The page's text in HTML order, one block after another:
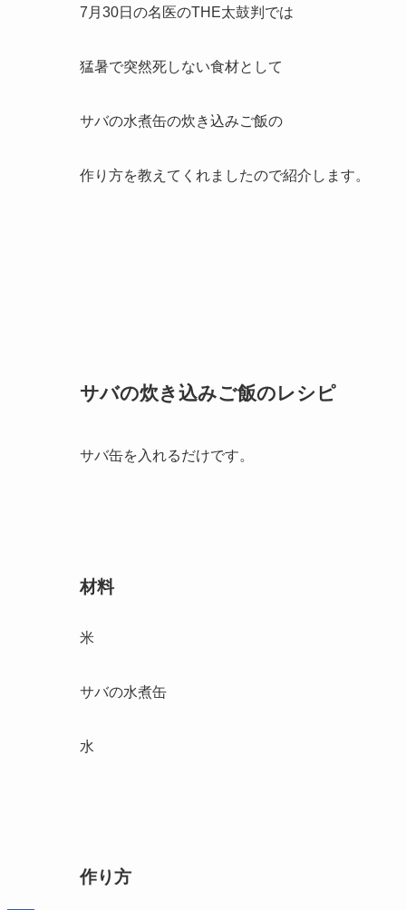
7月30日の名医のTHE太鼓判では
猛暑で突然死しない食材として
サバの水煮缶の炊き込みご飯の
作り方を教えてくれましたので紹介します。
サバの炊き込みご飯のレシピ
サバ缶を入れるだけです。
材料
米
サバの水煮缶
水
作り方